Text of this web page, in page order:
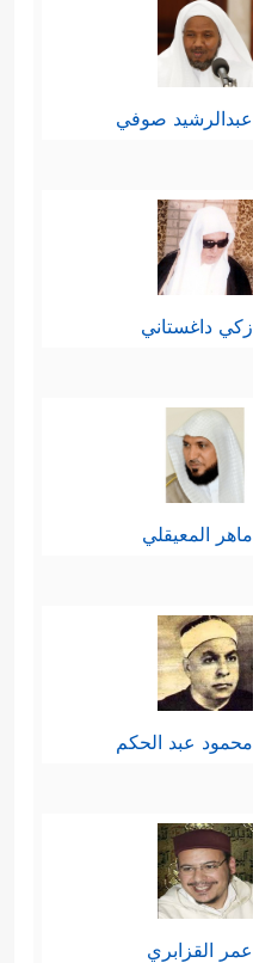
عبدالرشيد صوفي
زكي داغستاني
ماهر المعيقلي
محمود عبد الحكم
عمر القزابري